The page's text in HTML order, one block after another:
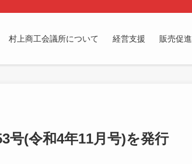
村上商工会議所について 経営支援 販売促進
号(令和4年11月号)を発行